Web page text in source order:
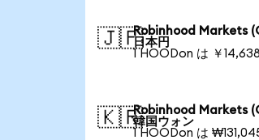
🇯🇵Robinhood Markets
日本円
1 HOODon は ￥
🇰🇷Robinhood Markets
韓国ウォン
1 HOODon は